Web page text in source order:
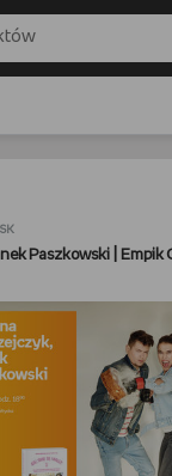
2025
Paszkowski | Empik